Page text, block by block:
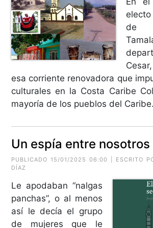
de
esa corriente renovadora que
culturales en la Costa Caribe
mayoría de los pueblos del
Un espía entre nosotros
PUBLICADO 15/01/2025 06:00 | ESCRITO
DÍAZ
Le apodaban “nalgas
panchas”, o al menos
así le decía el grupo
de mujeres que le